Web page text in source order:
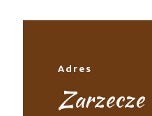
Adres
Zarzecze